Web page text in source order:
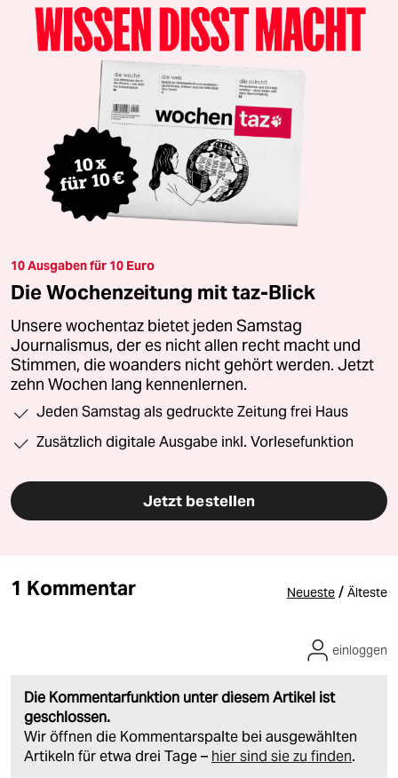
10 Ausgaben für 10 Euro
Die Wochenzeitung mit taz-Blick
Unsere wochentaz bietet jeden Samstag
Journalismus, der es nicht allen recht macht und
Stimmen, die woanders nicht gehört werden. Jetzt
zehn Wochen lang kennenlernen.
Jeden Samstag als gedruckte Zeitung frei Haus
Zusätzlich digitale Ausgabe inkl. Vorlesefunktion
Jetzt bestellen
1 Kommentar Neueste / Älteste
Die Kommentarfunktion unter diesem Artikel ist
geschlossen.
Wir öffnen die Kommentarspalte bei ausgewählten
Artikeln für etwa drei Tage – hier sind sie zu finden.
einloggen